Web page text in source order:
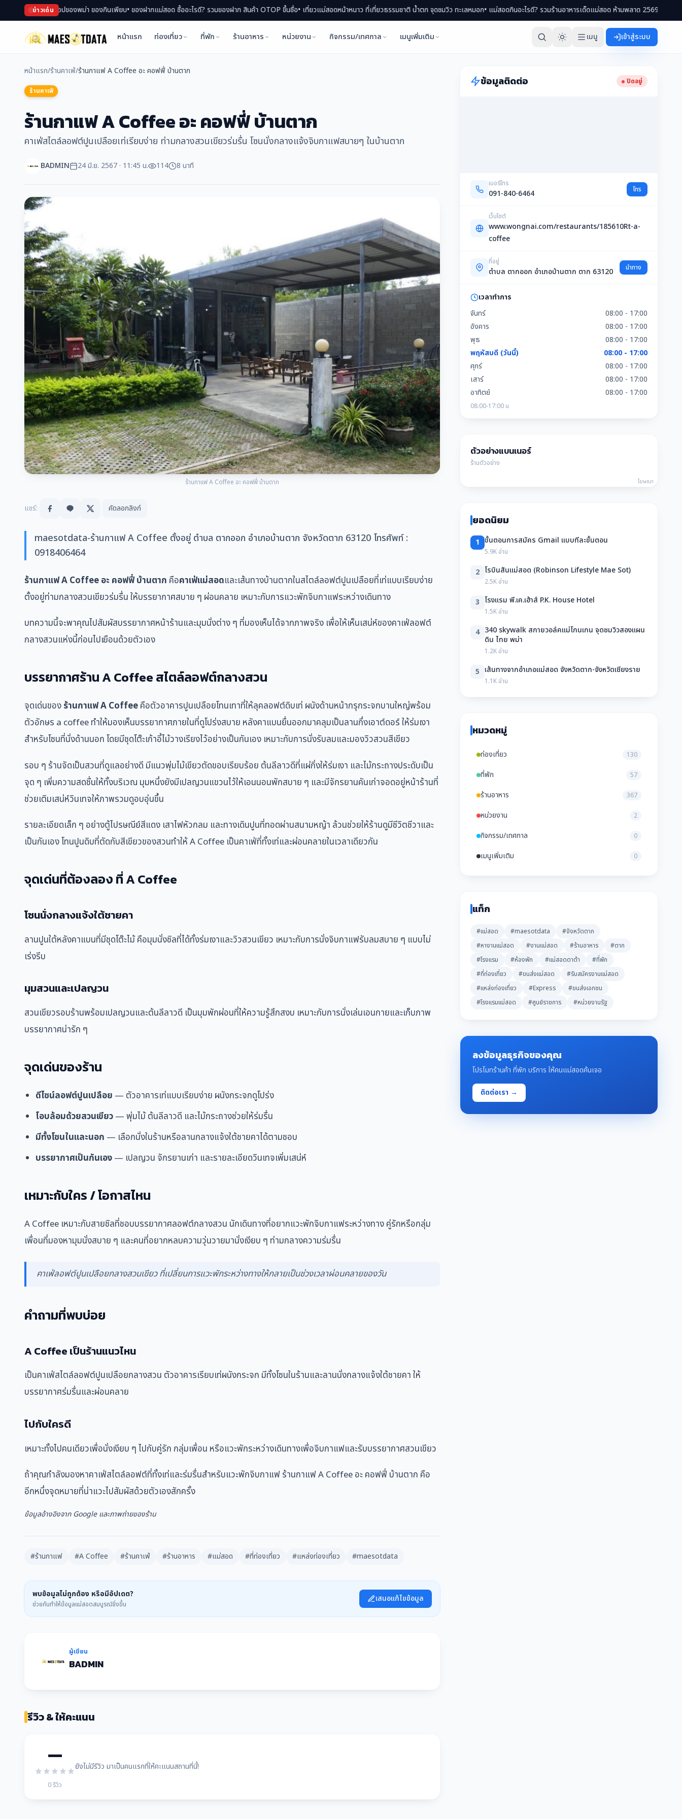
ข่าวเด่น
ช้อปของพม่า ของกินเพียบ• ของฝากแม่สอด ซื้ออะไรดี? รวมของฝาก สินค้า OTOP ขึ้นชื่อ• เที่ยวแม่สอดหน้าหนาว ที่เที่ยวธรรมชาติ น้ำตก จุดชมวิว ทะเลหมอก• แม่สอดกินอะไรดี? รวมร้านอาหารเด็ดแม่สอด ห้ามพลาด 2569• เที่ยวแม่สอด 2 วัน 1
หน้าแรก ท่องเที่ยว ที่พัก ร้านอาหาร หน่วยงาน กิจกรรม/เทศกาล เมนูเพิ่มเติม เมนู เข้าสู่ระบบ
หน้าแรก/ร้านคาเฟ่/ ร้านกาแฟ A Coffee อะ คอฟฟี่ บ้านตาก
ร้านคาเฟ่
ร้านกาแฟ A Coffee อะ คอฟฟี่ บ้านตาก
คาเฟ่สไตล์ลอฟต์ปูนเปลือยเท่เรียบง่าย ท่ามกลางสวนเขียวร่มรื่น โซนนั่งกลางแจ้งจิบกาแฟสบายๆ ในบ้านตาก
BADMIN 24 มิ.ย. 2567 · 11:45 น. 114 8 นาที
ร้านกาแฟ A Coffee อะ คอฟฟี่ บ้านตาก
แชร์: คัดลอกลิงก์
maesotdata-ร้านกาแฟ A Coffee ตั้งอยู่ ตำบล ตากออก อำเภอบ้านตาก จังหวัดตาก 63120 โทรศัพท์ :
0918406464
ร้านกาแฟ A Coffee อะ คอฟฟี่ บ้านตาก คือคาเฟ่แม่สอดและเส้นทางบ้านตากในสไตล์ลอฟต์ปูนเปลือยที่เท่แบบเรียบง่าย
ตั้งอยู่ท่ามกลางสวนเขียวร่มรื่น ให้บรรยากาศสบาย ๆ ผ่อนคลาย เหมาะกับการแวะพักจิบกาแฟระหว่างเดินทาง
บทความนี้จะพาคุณไปสัมผัสบรรยากาศหน้าร้านและมุมนั่งต่าง ๆ ที่มองเห็นได้จากภาพจริง เพื่อให้เห็นเสน่ห์ของคาเฟ่ลอฟต์
กลางสวนแห่งนี้ก่อนไปเยือนด้วยตัวเอง
บรรยากาศร้าน A Coffee สไตล์ลอฟต์กลางสวน
จุดเด่นของร้านกาแฟ A Coffeeคือตัวอาคารปูนเปลือยโทนเทาที่ให้ลุคลอฟต์ดิบเท่ ผนังด้านหน้ากรุกระจกบานใหญ่พร้อม
ตัวอักษร a coffee ทำให้มองเห็นบรรยากาศภายในที่ดูโปร่งสบาย หลังคาแบนยื่นออกมาคลุมเป็นลานกึ่งเอาต์ดอร์ ให้ร่มเงา
สำหรับโซนที่นั่งด้านนอก โดยมีชุดโต๊ะเก้าอี้ไม้วางเรียงไว้อย่างเป็นกันเอง เหมาะกับการนั่งรับลมและมองวิวสวนสีเขียว
รอบ ๆ ร้านจัดเป็นสวนที่ดูแลอย่างดี มีแนวพุ่มไม้เขียวตัดขอบเรียบร้อย ต้นลีลาวดีที่แผ่กิ่งให้ร่มเงา และไม้กระถางประดับเป็น
จุด ๆ เพิ่มความสดชื่นให้ทั้งบริเวณ มุมหนึ่งยังมีเปลญวนแขวนไว้ให้เอนนอนพักสบาย ๆ และมีจักรยานคันเก่าจอดอยู่หน้าร้านที่
ช่วยเติมเสน่ห์วินเทจให้ภาพรวมดูอบอุ่นขึ้น
รายละเอียดเล็ก ๆ อย่างตู้ไปรษณีย์สีแดง เสาไฟหัวกลม และทางเดินปูนที่ทอดผ่านสนามหญ้า ล้วนช่วยให้ร้านดูมีชีวิตชีวาและ
เป็นกันเอง โทนปูนดิบที่ตัดกับสีเขียวของสวนทำให้ A Coffee เป็นคาเฟ่ที่ทั้งเท่และผ่อนคลายในเวลาเดียวกัน
จุดเด่นที่ต้องลอง ที่ A Coffee
โซนนั่งกลางแจ้งใต้ชายคา
ลานปูนใต้หลังคาแบนที่มีชุดโต๊ะไม้ คือมุมนั่งชิลที่ได้ทั้งร่มเงาและวิวสวนเขียว เหมาะกับการนั่งจิบกาแฟรับลมสบาย ๆ แบบไม่
เร่งรีบ
มุมสวนและเปลญวน
สวนเขียวรอบร้านพร้อมเปลญวนและต้นลีลาวดี เป็นมุมพักผ่อนที่ให้ความรู้สึกสงบ เหมาะกับการนั่งเล่นเอนกายและเก็บภาพ
บรรยากาศน่ารัก ๆ
จุดเด่นของร้าน
ดีไซน์ลอฟต์ปูนเปลือย — ตัวอาคารเท่แบบเรียบง่าย ผนังกระจกดูโปร่ง
โอบล้อมด้วยสวนเขียว— พุ่มไม้ ต้นลีลาวดี และไม้กระถางช่วยให้ร่มรื่น
มีทั้งโซนในและนอก — เลือกนั่งในร้านหรือลานกลางแจ้งใต้ชายคาได้ตามชอบ
บรรยากาศเป็นกันเอง— เปลญวน จักรยานเก่า และรายละเอียดวินเทจเพิ่มเสน่ห์
เหมาะกับใคร / โอกาสไหน
A Coffee เหมาะกับสายชิลที่ชอบบรรยากาศลอฟต์กลางสวน นักเดินทางที่อยากแวะพักจิบกาแฟระหว่างทาง คู่รักหรือกลุ่ม
เพื่อนที่มองหามุมนั่งสบาย ๆ และคนที่อยากหลบความวุ่นวายมานั่งเงียบ ๆ ท่ามกลางความร่มรื่น
คาเฟ่ลอฟต์ปูนเปลือยกลางสวนเขียว ที่เปลี่ยนการแวะพักระหว่างทางให้กลายเป็นช่วงเวลาผ่อนคลายของวัน
คำถามที่พบบ่อย
A Coffee เป็นร้านแนวไหน
เป็นคาเฟ่สไตล์ลอฟต์ปูนเปลือยกลางสวน ตัวอาคารเรียบเท่ผนังกระจก มีทั้งโซนในร้านและลานนั่งกลางแจ้งใต้ชายคา ให้
บรรยากาศร่มรื่นและผ่อนคลาย
ไปกับใครดี
เหมาะทั้งไปคนเดียวเพื่อนั่งเงียบ ๆ ไปกับคู่รัก กลุ่มเพื่อน หรือแวะพักระหว่างเดินทางเพื่อจิบกาแฟและรับบรรยากาศสวนเขียว
ถ้าคุณกำลังมองหาคาเฟ่สไตล์ลอฟต์ที่ทั้งเท่และร่มรื่นสำหรับแวะพักจิบกาแฟ ร้านกาแฟ A Coffee อะ คอฟฟี่ บ้านตาก คือ
อีกหนึ่งจุดหมายที่น่าแวะไปสัมผัสด้วยตัวเองสักครั้ง
ข้อมูลอ้างอิงจาก Google และภาพถ่ายของร้าน
#ร้านกาแฟ #A Coffee #ร้านคาเฟ่ #ร้านอาหาร #แม่สอด #ที่ท่องเที่ยว #แหล่งท่องเที่ยว #maesotdata
พบข้อมูลไม่ถูกต้อง หรือมีอัปเดต?
ช่วยกันทำให้ข้อมูลแม่สอดสมบูรณ์ยิ่งขึ้น
เสนอแก้ไขข้อมูล
ผู้เขียน
BADMIN
รีวิว & ให้คะแนน
—
0 รีวิว
ยังไม่มีรีวิว มาเป็นคนแรกที่ให้คะแนนสถานที่นี้!
ข้อมูลติดต่อ ปิดอยู่
เบอร์โทร
091-840-6464 โทร
เว็บไซต์
www.wongnai.com/restaurants/185610Rt-a-
coffee
ที่อยู่
ตำบล ตากออก อำเภอบ้านตาก ตาก 63120 นำทาง
เวลาทำการ
จันทร์
08:00 - 17:00
อังคาร
08:00 - 17:00
พุธ
08:00 - 17:00
พฤหัสบดี (วันนี้)
08:00 - 17:00
ศุกร์
08:00 - 17:00
เสาร์
08:00 - 17:00
อาทิตย์
08:00 - 17:00
08:00-17:00 น
ตัวอย่างแบนเนอร์
ร้านตัวอย่าง
โฆษณา
ยอดนิยม
1 ขั้นตอนการสมัคร Gmail แบบทีละขั้นตอน
5.9K อ่าน
2 โรบินสันแม่สอด (Robinson Lifestyle Mae Sot)
2.5K อ่าน
3 โรงแรม พี.เค.เฮ้าส์ P.K. House Hotel
1.5K อ่าน
4 340 skywalk สกายวอล์คแม่โกนเกน จุดชมวิวสองแผน
ดิน ไทย พม่า
1.2K อ่าน
5 เส้นทางจากอำเภอแม่สอด จังหวัดตาก-จังหวัดเชียงราย
1.1K อ่าน
หมวดหมู่
ท่องเที่ยว 130
ที่พัก 57
ร้านอาหาร 367
หน่วยงาน 2
กิจกรรม/เทศกาล 0
เมนูเพิ่มเติม 0
แท็ก
#แม่สอด #maesotdata
#จังหวัดตาก
#หางานแม่สอด
#งานแม่สอด #ร้านอาหาร
#ตาก
#โรงแรม
#ห้องพัก #แม่สอดดาต้า
#ที่พัก
#ที่ท่องเที่ยว
#ขนส่งแม่สอด
#รับสมัครงานแม่สอด
#แหล่งท่องเที่ยว
#Express
#ขนส่งเอกชน
#โรงแรมแม่สอด
#ศูนย์ราชการ #หน่วยงานรัฐ
ลงข้อมูลธุรกิจของคุณ
โปรโมทร้านค้า ที่พัก บริการ ให้คนแม่สอดค้นเจอ
ติดต่อเรา →